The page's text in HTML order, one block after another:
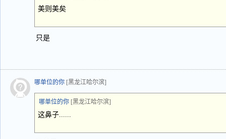
美则美矣
只是
哪单位的你 [黑龙江哈尔滨]
哪单位的你 [黑龙江哈尔滨]
这鼻子......